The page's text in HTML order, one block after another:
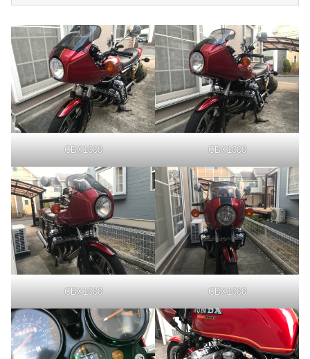
CBX1000 CBX1000
CBX1000 CBX1000